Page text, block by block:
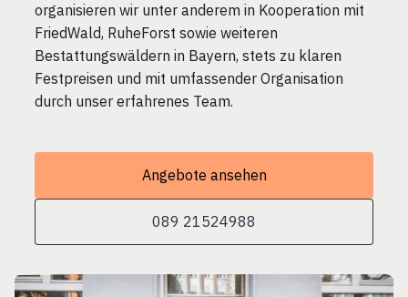
organisieren wir unter anderem in Kooperation mit
FriedWald, RuheForst sowie weiteren
Bestattungswäldern in Bayern, stets zu klaren
Festpreisen und mit umfassender Organisation
durch unser erfahrenes Team.
Angebote ansehen
089 21524988